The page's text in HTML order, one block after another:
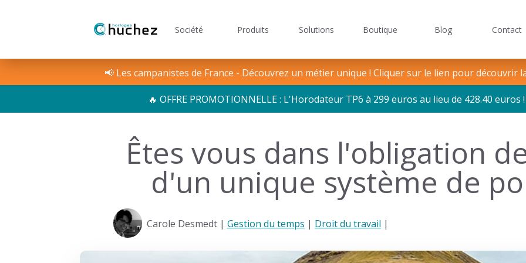
Société
Notre histoire Missions et valeurs
Produits
RégliCe - Logiciel pointage TPE/PME/PMI Gestion du temps
gestion
du
temps
de
Solutions
Solutions pour les mairies Solutions
Boutique Blog Contact
📢 Les campanistes de France - Découvrez un métier unique ! Cliquer sur le lien pour découvrir
🔥 OFFRE PROMOTIONNELLE : L'Horodateur TP6 à 299 euros au lieu de 428.40 euros !
Êtes vous dans l'obligation
d'un unique système de
Carole Desmedt | Gestion du temps | Droit du travail |